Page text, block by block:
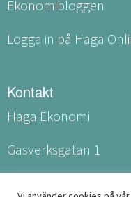
Ekonomibloggen
Logga in på Haga
Kontakt
Haga Ekonomi
Gasverksgatan 1